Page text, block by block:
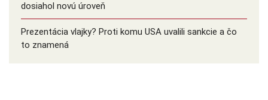
dosiahol novú úroveň
Prezentácia vlajky? Proti komu USA uvalili sankcie a čo
to znamená